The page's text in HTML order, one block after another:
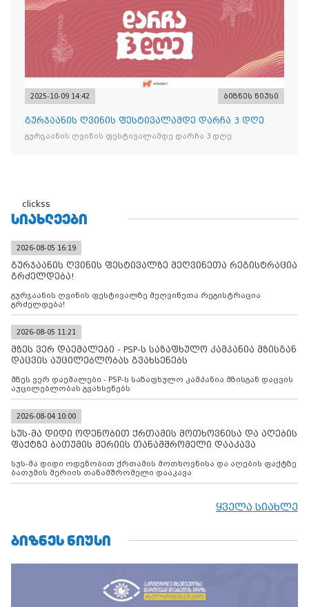
2025-10-09 14:42 ბიზნეს ნიუსი
გურჯაანის ღვინის ფესტივალამდე დარჩა 3 დღე
გურჯაანის ღვინის ფესტივალამდე დარჩა 3 დღე
clickss
ᲡᲘᲐᲮᲚᲔᲔᲑᲘ
2026-08-05 16:19
გურჯაანის ღვინის ფესტივალზე მეღვინეთა რეგისტრაცია
გრძელდება!
გურჯაანის ღვინის ფესტივალზე მეღვინეთა რეგისტრაცია
გრძელდება!
2026-08-05 11:21
მზეს ვერ დაემალები - PSP-ს საზაფხულო კამპანია მზისგან
დაცვის აუცილებლობას გვახსენებს
მზეს ვერ დაემალები - PSP-ს საზაფხულო კამპანია მზისგან დაცვის
აუცილებლობას გვახსენებს
2026-08-04 10:00
სუს-მა დიდი ოდენობით ქრთამის მოთხოვნისა და აღების
ფაქტზე ბათუმის მერიის თანამშრომელი დააკავა
სუს-მა დიდი ოდენობით ქრთამის მოთხოვნისა და აღების ფაქტზე
ბათუმის მერიის თანამშრომელი დააკავა
ყველა სიახლე
ᲑᲘᲖᲜᲔᲡ ᲜᲘᲣᲡᲘ